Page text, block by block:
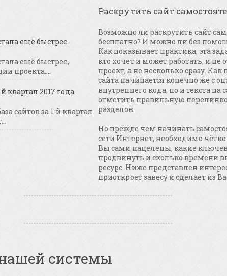
ещё быстрее
ещё быстрее,
проекта....
квартал 2017 года
сайтов за 1-й квартал
Раскрутить сайт
Возможно ли раскрутить сайт
бесплатно? И можно ли без
Как показывает практика, эта
кто хочет и может работать, и не
проект, а не несколько сразу.
сайта начинается конечно же с
внутреннего кода, но и текста на
отметить правильную
разделов.
Но прежде чем начинать
сети Интернет, необходимо
Вы сами нацелены, какие
продвинуть и сколько времени
ресурс. Ниже представлен
приоткроет завесу и сделает из
системы